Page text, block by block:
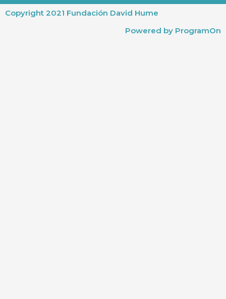
Copyright 2021 Fundación David Hume
Powered by ProgramOn